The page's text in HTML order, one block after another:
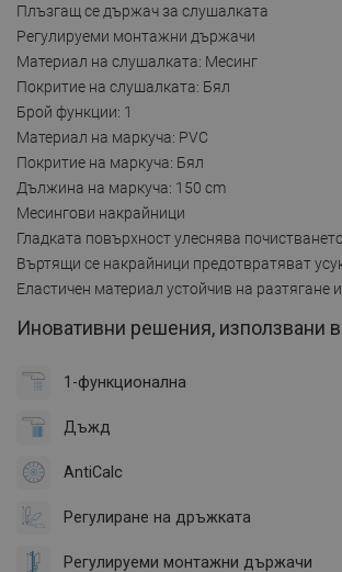
Плъзгащ се държач за слушалката
Регулируеми монтажни държачи
Материал на слушалката: Месинг
Покритие на слушалката: Бял
Брой функции: 1
Материал на маркуча: PVC
Покритие на маркуча: Бял
Дължина на маркуча: 150 cm
Месингови накрайници
Гладката повърхност улеснява почистването
Въртящи се накрайници предотвратяват
Еластичен материал устойчив на разтягане
Иновативни решения, използвани
1-функционална
Дъжд
AntiCalc
Регулиране на дръжката
Регулируеми монтажни държачи